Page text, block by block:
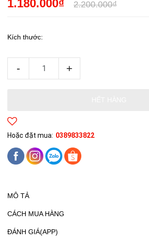
1.180.000₫ 2.200.000₫
Kích thước:
- +
Hoặc đặt mua: 0389833822
MÔ TẢ
CÁCH MUA HÀNG
ĐÁNH GIÁ(APP)